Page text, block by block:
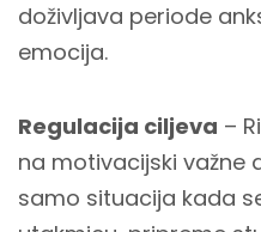
doživljava periode
emocija.
Regulacija ciljeva –
na motivacijski važne
samo situacija kada